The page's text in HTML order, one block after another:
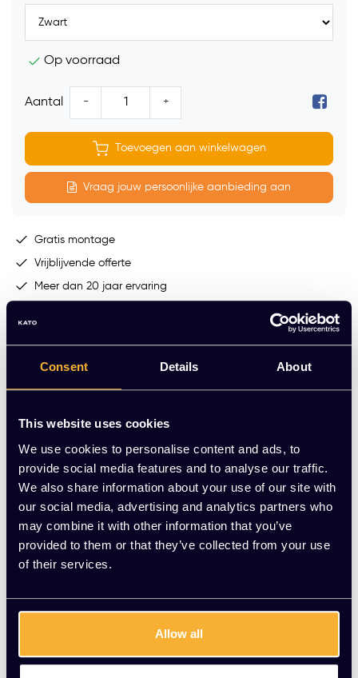
Consent Details About
This website uses cookies
We use cookies to personalise content and ads, to
provide social media features and to analyse our traffic.
We also share information about your use of our site with
our social media, advertising and analytics partners who
may combine it with other information that you’ve
provided to them or that they’ve collected from your use
of their services.
Allow all
Op voorraad
Aantal - +
Toevoegen aan winkelwagen
Vraag jouw persoonlijke aanbieding aan
Gratis montage
Vrijblijvende offerte
Meer dan 20 jaar ervaring
Productomschrijving
Ander kantoormeubilair
Kantinestoel Happy
EUR 65,00 Excl. btw EUR 34,50 Excl. btw